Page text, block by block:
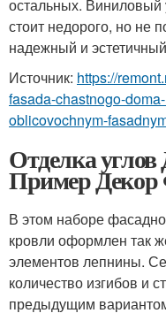
остальных. Виниловый
стоит недорого, но не
надежный и
Источник: https://
fasada-chastnogo-
oblicovochnym-
Отделка
Пример Декор
В этом наборе
кровли оформлен так
элементов лепнины.
количество изгибов и
предыдущим